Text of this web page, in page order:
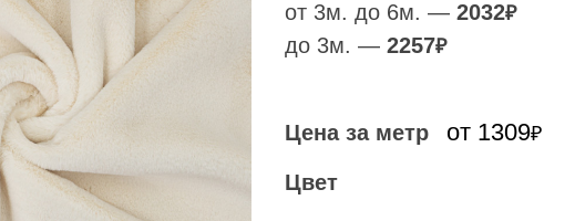
от 3м. до 6м. — 2032₽
до 3м. — 2257₽
Цена за метр от 1309₽
Цвет